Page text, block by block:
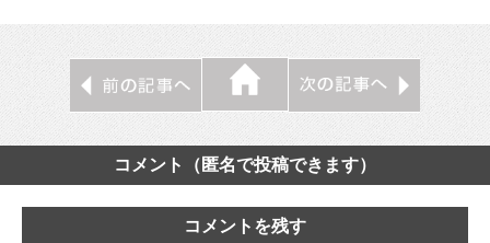
コメント（匿名で投稿できます）
コメントを残す